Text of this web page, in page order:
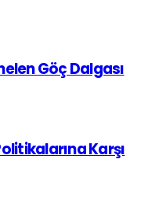
Göç Dalgası
Karşı